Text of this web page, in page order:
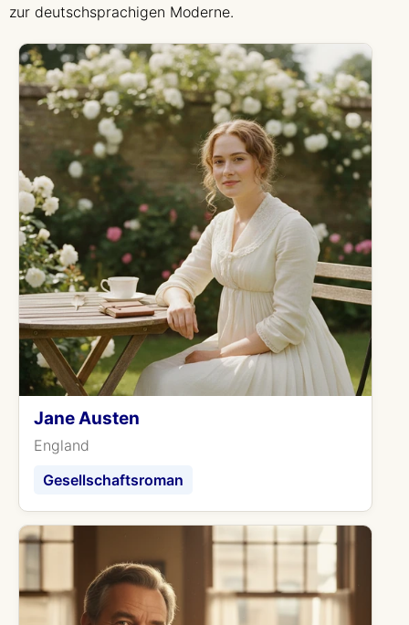
zur deutschsprachigen Moderne.
Jane Austen
England
Gesellschaftsroman